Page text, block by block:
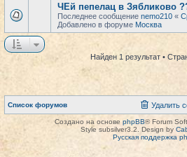
ЧЕй пепелац в Зябликово
Последнее сообщение nemo210 «
Добавлено в форуме Москва
Найден 1 результат •
Список форумов Удалить
Создано на основе phpBB® Forum
Style subsilver3.2. Design by
Русская поддержка